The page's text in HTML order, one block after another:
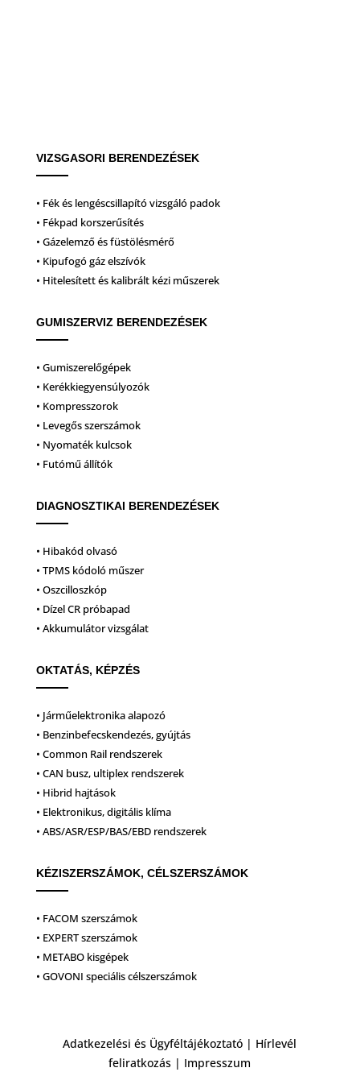
VIZSGASORI BERENDEZÉSEK
• Fék és lengéscsillapító vizsgáló padok
• Fékpad korszerűsítés
• Gázelemző és füstölésmérő
• Kipufogó gáz elszívók
• Hitelesített és kalibrált kézi műszerek
GUMISZERVIZ BERENDEZÉSEK
• Gumiszerelőgépek
• Kerékkiegyensúlyozók
• Kompresszorok
• Levegős szerszámok
• Nyomaték kulcsok
• Futómű állítók
DIAGNOSZTIKAI BERENDEZÉSEK
• Hibakód olvasó
• TPMS kódoló műszer
• Oszcilloszkóp
• Dízel CR próbapad
• Akkumulátor vizsgálat
OKTATÁS, KÉPZÉS
• Járműelektronika alapozó
• Benzinbefecskendezés, gyújtás
• Common Rail rendszerek
• CAN busz, ultiplex rendszerek
• Hibrid hajtások
• Elektronikus, digitális klíma
• ABS/ASR/ESP/BAS/EBD rendszerek
KÉZISZERSZÁMOK, CÉLSZERSZÁMOK
• FACOM szerszámok
• EXPERT szerszámok
• METABO kisgépek
• GOVONI speciális célszerszámok
Adatkezelési és Ügyféltájékoztató | Hírlevél
feliratkozás | Impresszum